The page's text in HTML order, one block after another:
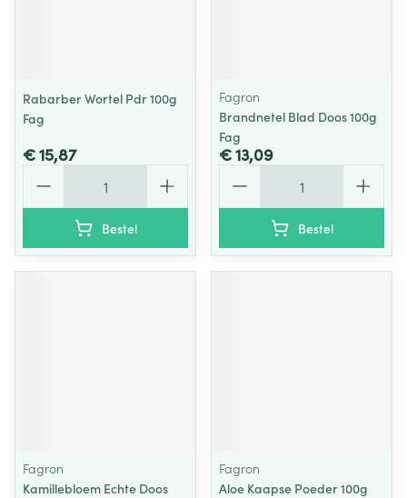
Rabarber Wortel Pdr 100g
Fag
€ 15,87
Bestel
Fagron
Brandnetel Blad Doos 100g
Fag
€ 13,09
Bestel
Fagron
Kamillebloem Echte Doos
Fagron
Aloe Kaapse Poeder 100g